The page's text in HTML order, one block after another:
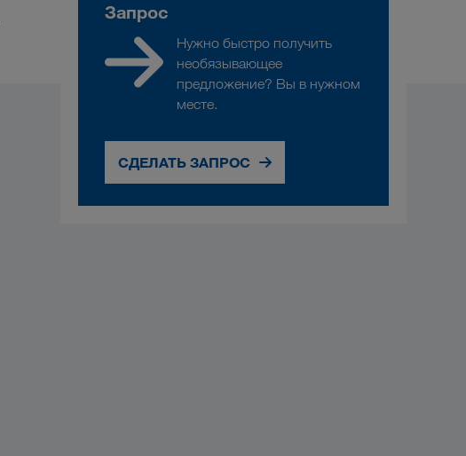
Запрос
Нужно быстро получить
необязывающее
предложение? Вы в нужном
месте.
СДЕЛАТЬ ЗАПРОС